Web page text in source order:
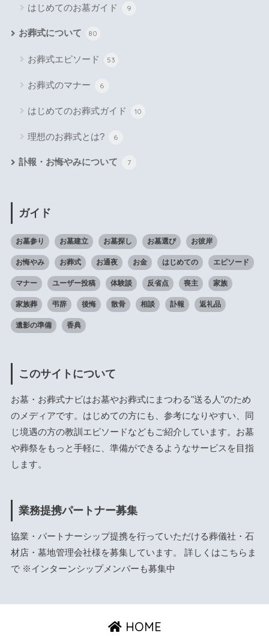
はじめてのお墓ガイド 9
お葬式について 80
お葬式エピソード 53
お葬式のマナー 6
はじめてのお葬式ガイド 10
理想のお葬式とは? 6
訃報・お悔やみについて 7
ガイド
お墓参り お墓建立 お墓探し お墓選び お彼岸
お悔やみ お葬式 お通夜 お金 はじめての エピソード
マナー ユーザー投稿 体験談 反省点 喪主 家族
家族葬 弔辞 後悔 散骨 相談 訃報 返礼品
遺影の準備 香典
このサイトについて
お墓・お葬式ナビはお墓やお葬式にまつわる"送る人"のため
のメディアです。はじめての方にも、参考になりやすい、同
じ境遇の方の教訓エピソードなどもご紹介しています。お墓
や葬祭をもっと手軽に、準備ができるようなサービスを目指
します。
業務提携パートナー募集
協業・パートナーシップ提携を行っていただける葬儀社・石
材店・墓地管理会社様を募集しています。 詳しくはこちら ま
で ※インターンシップメンバーも募集中
HOME